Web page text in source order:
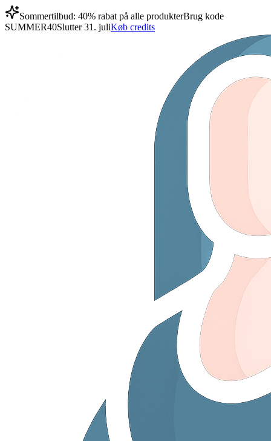
Sommertilbud: 40% rabat på alle produkterBrug kode
SUMMER40Slutter 31. juliKøb credits